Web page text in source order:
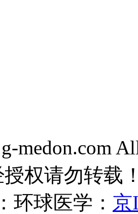
medon.com
权请勿转载
环球医学： 京